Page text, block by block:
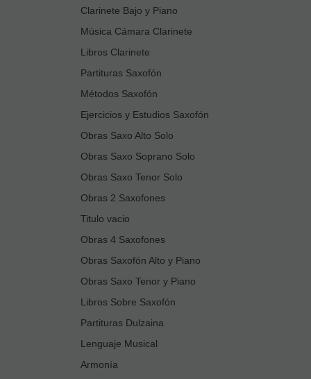
Clarinete Bajo y Piano
Música Cámara Clarinete
Libros Clarinete
Partituras Saxofón
Métodos Saxofón
Ejercicios y Estudios Saxofón
Obras Saxo Alto Solo
Obras Saxo Soprano Solo
Obras Saxo Tenor Solo
Obras 2 Saxofones
Titulo vacio
Obras 4 Saxofones
Obras Saxofón Alto y Piano
Obras Saxo Tenor y Piano
Libros Sobre Saxofón
Partituras Dulzaina
Lenguaje Musical
Armonía